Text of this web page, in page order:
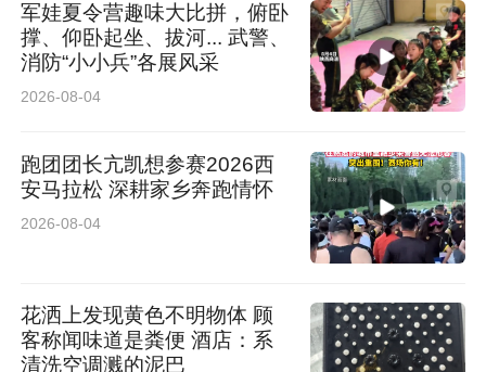
军娃夏令营趣味大比拼，俯卧
撑、仰卧起坐、拔河... 武警、
消防“小小兵”各展风采
2026-08-04
跑团团长亢凯想参赛2026西
安马拉松 深耕家乡奔跑情怀
2026-08-04
花洒上发现黄色不明物体 顾
客称闻味道是粪便 酒店：系
清洗空调溅的泥巴